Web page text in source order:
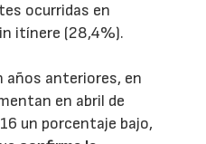
ocurridas en
itínere (28,4%).
años anteriores, en
en abril de
un porcentaje bajo,